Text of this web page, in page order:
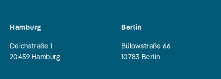
Hamburg
Deichstraße 1
20459 Hamburg
Berlin
Bülowstraße 66
10783 Berlin